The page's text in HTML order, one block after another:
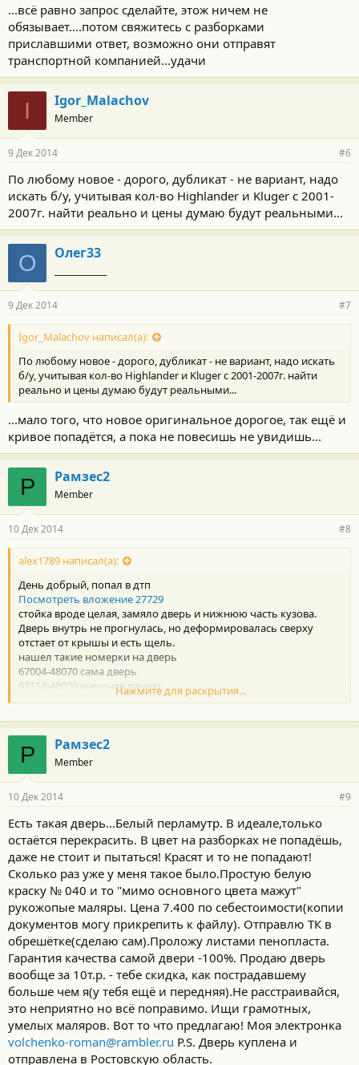
...всё равно запрос сделайте, этож ничем не
обязывает....потом свяжитесь с разборками
приславшими ответ, возможно они отправят
транспортной компанией...удачи
I Igor_Malachov
Member
9 Дек 2014 #6
По любому новое - дорого, дубликат - не вариант, надо
искать б/у, учитывая кол-во Highlander и Kluger c 2001-
2007г. найти реально и цены думаю будут реальными...
О Олег33
9 Дек 2014 #7
Igor_Malachov написал(а):
По любому новое - дорого, дубликат - не вариант, надо искать
б/у, учитывая кол-во Highlander и Kluger c 2001-2007г. найти
реально и цены думаю будут реальными...
...мало того, что новое оригинальное дорогое, так ещё и
кривое попадётся, а пока не повесишь не увидишь...
Р Рамзес2
Member
10 Дек 2014 #8
alex1789 написал(а):
День добрый, попал в дтп
Посмотреть вложение 27729
стойка вроде целая, замяло дверь и нижнюю часть кузова.
Дверь внутрь не прогнулась, но деформировалась сверху
отстает от крышы и есть щель.
нашел такие номерки на дверь
67004-48070 сама дверь
67114-48020 внешняя панель
из видимых нашлепка вдоль двери еще.
А то со скоростью дорожания бакса, промедление дорого
стоит.
Заранее благодарю.
Нажмите для раскрытия...
Р Рамзес2
Member
10 Дек 2014 #9
Есть такая дверь...Белый перламутр. В идеале,только
остаётся перекрасить. В цвет на разборках не попадёшь,
даже не стоит и пытаться! Красят и то не попадают!
Сколько раз уже у меня такое было.Простую белую
краску № 040 и то "мимо основного цвета мажут"
рукожопые маляры. Цена 7.400 по себестоимости(копии
документов могу прикрепить к файлу). Отправлю ТК в
обрешётке(сделаю сам).Проложу листами пенопласта.
Гарантия качества самой двери -100%. Продаю дверь
вообще за 10т.р. - тебе скидка, как пострадавшему
больше чем я(у тебя ещё и передняя).Не расстраивайся,
это неприятно но всё поправимо. Ищи грамотных,
умелых маляров. Вот то что предлагаю! Моя электронка
volchenko-roman@rambler.ru P.S. Дверь куплена и
отправлена в Ростовскую область.